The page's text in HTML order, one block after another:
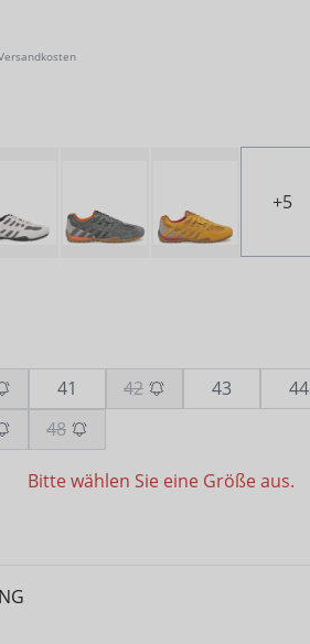
+5
41 42 43 44
48
Bitte wählen Sie eine Größe aus.